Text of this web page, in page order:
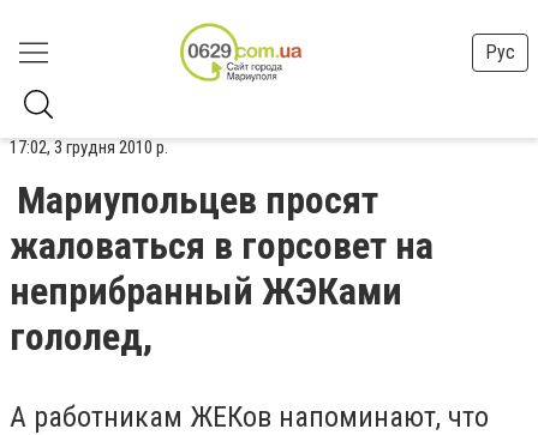
Рус
17:02, 3 грудня 2010 р.
Мариупольцев просят
жаловаться в горсовет на
неприбранный ЖЭКами
гололед,
А работникам ЖЕКов напоминают, что